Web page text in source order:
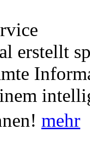
erstellt
mehr